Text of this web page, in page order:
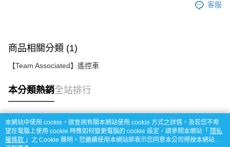
客服
商品相關分類 (1)
【Team Associated】遙控車
本分類熱銷全站排行
熱門標籤
本網站中使用 cookie，欲查詢有關本網站使用 cookie 方式之詳情，及若您不希
望在電腦上使用 cookie 時應如何變更電腦的 cookie 設定，請參閱本網站「 隱私
權條款 」之 Cookie 聲明。您繼續使用本網站即表示您同意本公司得按本網站使